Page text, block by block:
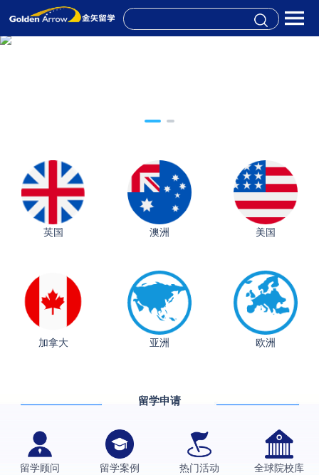
英国 澳洲 美国
加拿大 亚洲 欧洲
留学申请
留学顾问 留学案例 热门活动 全球院校库
从上海财大2+2到谢菲尔德：低均分逆袭QS百强金
香港理工大学王牌专业录取案例
格拉斯哥大学国际商务硕士录取案例
伯明翰大学数字媒体与创意产业硕士录取案例